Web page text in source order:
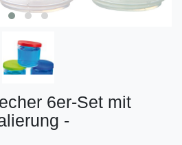
6er-Set mit
-